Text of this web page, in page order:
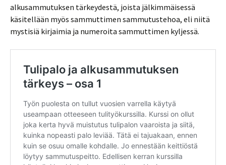
alkusammutuksen tärkeydestä, joista jälkimmäisessä
käsitellään myös sammuttimen sammutustehoa, eli niitä
mystisiä kirjaimia ja numeroita sammuttimen kyljessä.